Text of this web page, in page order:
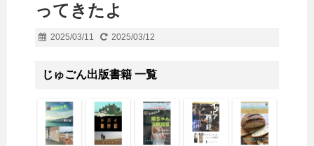
ってきたよ
2025/03/11 2025/03/12
じゅごん出版書籍 一覧